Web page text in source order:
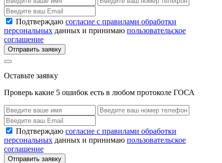
Подтверждаю согласие с правилами обработки
персональных данных и принимаю пользовательское
соглашение
Отправить заявку
Оставьте заявку
Проверь какие 5 ошибок есть в любом протоколе ГОСА
Подтверждаю согласие с правилами обработки
персональных данных и принимаю пользовательское
соглашение
Отправить заявку